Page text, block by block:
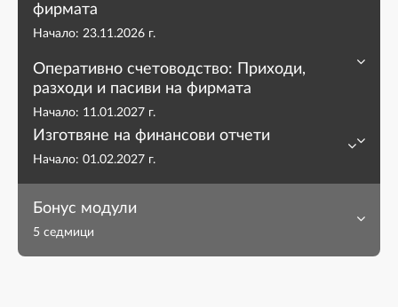
фирмата
Начало: 23.11.2026 г.
Оперативно счетоводство: Приходи,
разходи и пасиви на фирмата
Начало: 11.01.2027 г.
Изготвяне на финансови отчети
Начало: 01.02.2027 г.
Бонус модули
5 седмици